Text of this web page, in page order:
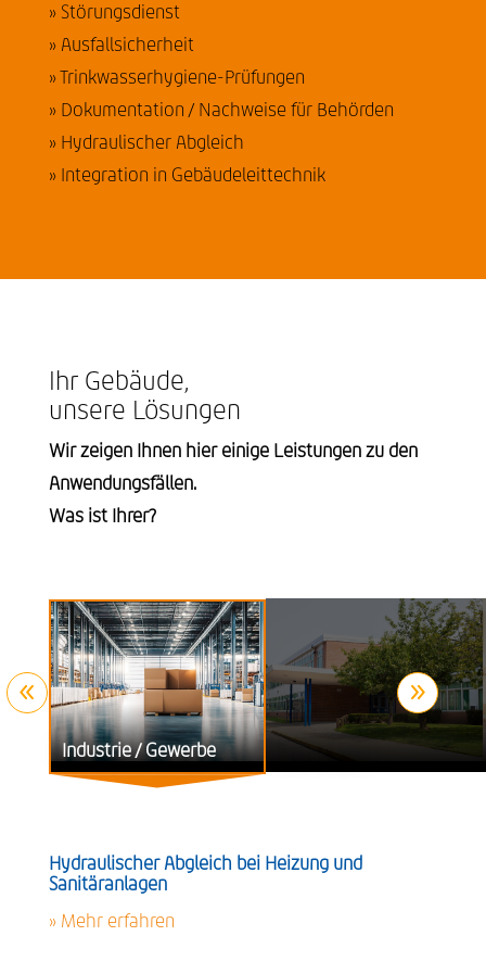
» Störungsdienst
» Ausfallsicherheit
» Trinkwasserhygiene-Prüfungen
» Dokumentation / Nachweise für Behörden
» Hydraulischer Abgleich
» Integration in Gebäudeleittechnik
Ihr Gebäude,
unsere Lösungen
Wir zeigen Ihnen hier einige Leistungen zu den
Anwendungsfällen.
Was ist Ihrer?
Industrie / Gewerbe Kommunen
8 9
Hydraulischer Abgleich bei Heizung und
Sanitäranlagen
» Mehr erfahren